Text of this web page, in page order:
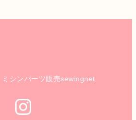
シンパーツ販売sewingnet